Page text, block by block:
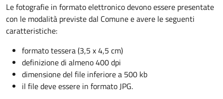
Le fotografie in formato elettronico devono essere presentate
con le modalità previste dal Comune e avere le seguenti
caratteristiche:
formato tessera (3,5 x 4,5 cm)
definizione di almeno 400 dpi
dimensione del file inferiore a 500 kb
il file deve essere in formato JPG.